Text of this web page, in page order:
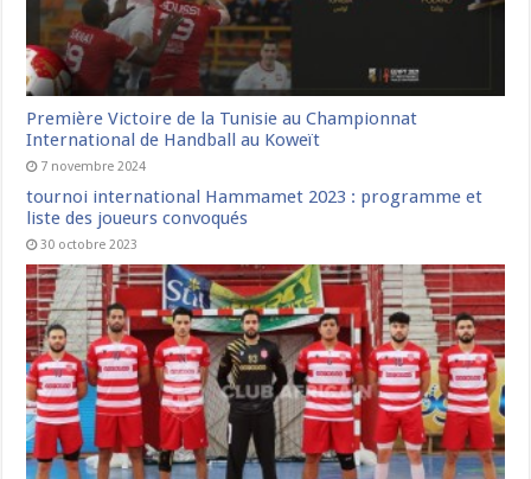
Première Victoire de la Tunisie au Championnat
International de Handball au Koweït
7 novembre 2024
tournoi international Hammamet 2023 : programme et
liste des joueurs convoqués
30 octobre 2023